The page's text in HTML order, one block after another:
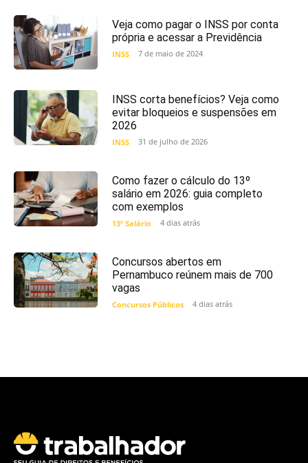
Veja como pagar o INSS por conta
própria e acessar a Previdência
INSS 7 de maio de 2024
INSS corta benefícios? Veja como
evitar bloqueios e suspensões em
2026
INSS 31 de julho de 2026
Como fazer o cálculo do 13º
salário em 2026: guia completo
com exemplos
13º Salário 4 dias atrás
Concursos abertos em
Pernambuco reúnem mais de 700
vagas
Concursos Públicos 4 dias atrás